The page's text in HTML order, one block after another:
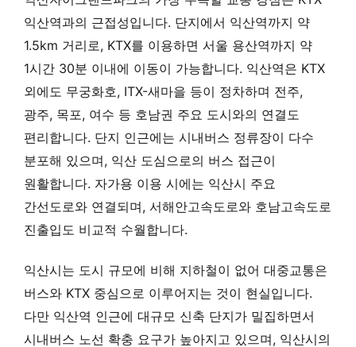
익산역과의 근접성입니다. 단지에서 익산역까지 약
1.5km 거리로, KTX를 이용하면 서울 용산역까지 약
1시간 30분 이내에 이동이 가능합니다. 익산역은 KTX
외에도 무궁화호, ITX-새마을 등이 정차하며 전주,
광주, 목포, 여수 등 호남권 주요 도시와의 연결도
편리합니다. 단지 인근에는 시내버스 정류장이 다수
분포해 있으며, 익산 도심으로의 버스 접근이
원활합니다. 자가용 이용 시에는 익산시 주요
간선도로와 연결되며, 서해안고속도로와 호남고속도로
진출입도 비교적 수월합니다.
익산시는 도시 규모에 비해 지하철이 없어 대중교통은
버스와 KTX 중심으로 이루어지는 것이 현실입니다.
다만 익산역 인근에 대규모 신축 단지가 밀집하면서
시내버스 노선 확충 요구가 높아지고 있으며, 익산시의